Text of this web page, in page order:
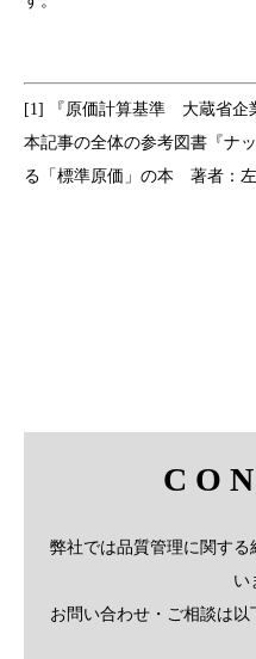
[1] 『原価計算基準 大蔵省企
本記事の全体の参考図書『ナ
る「標準原価」の本 著者：左
C O
弊社では品質管理に関す
い
お問い合わせ・ご相談は